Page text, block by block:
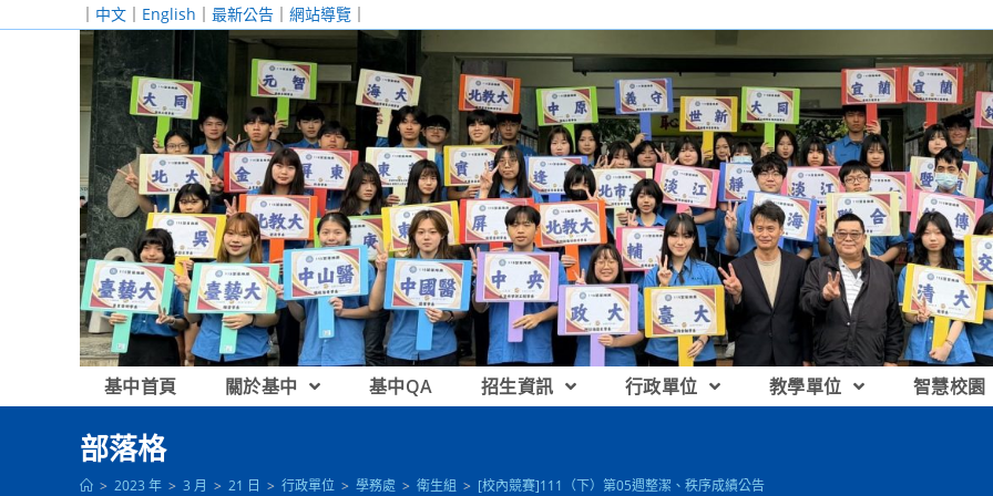
｜ 中文 ｜ English ｜ 最新公告 ｜ 網站導覽 ｜
基中首頁 關於基中 基中QA 招生資訊 行政單位 教學單位 智慧校園
部落格
> 2023 年 > 3 月 > 21 日 > 行政單位 > 學務處 > 衛生組 > [校內競賽]111（下）第05週整潔、秩序成績公告